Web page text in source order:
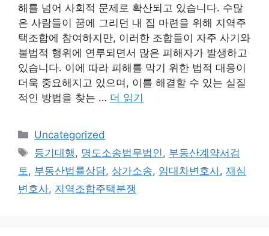
해를 넘어 사회적 문제로 확산되고 있습니다. 수많
은 사람들이 꿈에 그리던 내 집 마련을 위해 지역주
택조합에 참여하지만, 이러한 조합들이 자주 사기와
불법적 행위에 연루되면서 많은 피해자가 발생하고
있습니다. 이에 따라 피해를 막기 위한 법적 대응이
더욱 중요해지고 있으며, 이를 해결할 수 있는 실질
적인 방법을 찾는 … 더 읽기
카
테
고
리
Uncategorized
태
그
등기대행 , 명도소송법무법인 , 부동산계약서검
토 , 부동산법률상담, 상가소송, 임대차변호사, 재심
변호사, 지역조합주택분쟁